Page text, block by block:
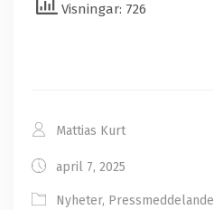
Visningar: 726
Mattias Kurt
april 7, 2025
Nyheter, Pressmeddelande